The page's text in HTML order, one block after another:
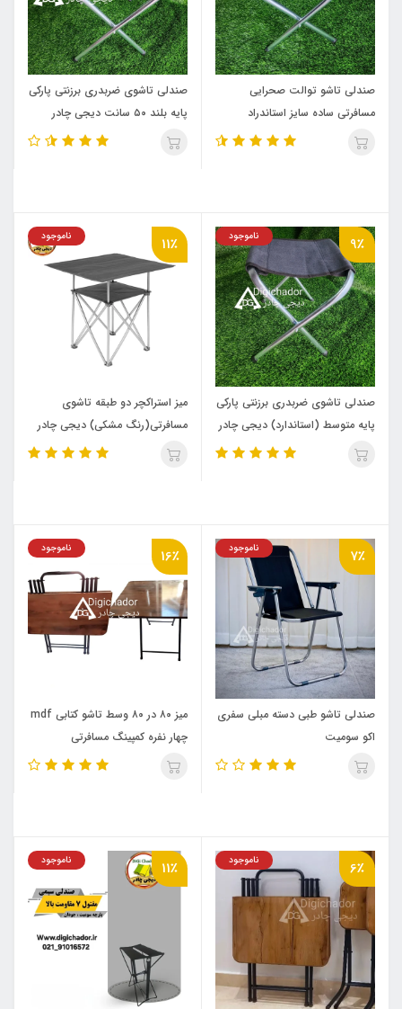
صندلی تاشو توالت صحرایی
مسافرتی ساده سایز استاندراد
صندلی تاشوی ضربدری برزنتی پارکی
پایه بلند ۵۰ سانت دیجی چادر
9٪ ناموجود
صندلی تاشوی ضربدری برزنتی پارکی
پایه متوسط (استاندارد) دیجی چادر
11٪ ناموجود
میز استراکچر دو طبقه تاشوی
مسافرتی(رنگ مشکی) دیجی چادر
7٪ ناموجود
صندلی تاشو طبی دسته مبلی سفری
اکو سومیت
16٪ ناموجود
میز ۸۰ در ۸۰ وسط تاشو کتابی mdf
چهار نفره کمپینگ مسافرتی
6٪ ناموجود 11٪ ناموجود